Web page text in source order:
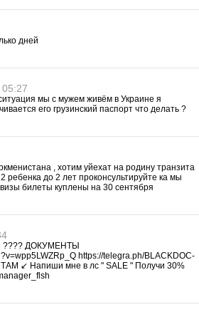
дней
мы с мужем живём в Украине я
его грузинский паспорт что делать ?
, хотим уйехат на родину транзита
ребенка до 2 лет проконсультируйте ка мы
билеты куплены на 30 сентября
???? ДОКУМЕНТЫ
https://telegra.ph/BLACKDOC-
↙ Напиши мне в лс " SALE " Получи 30%